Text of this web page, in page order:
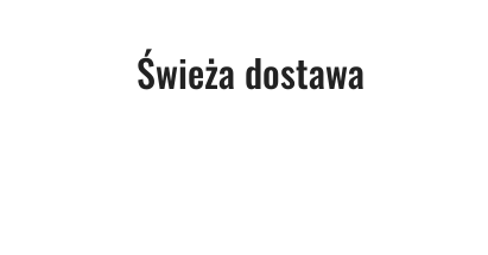
Produkty
Świeża dostawa